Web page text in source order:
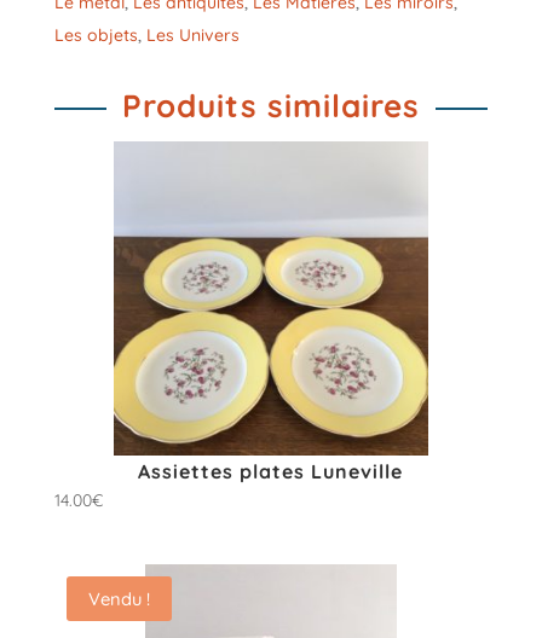
Les objets, Les Univers
Produits similaires
Assiettes plates Luneville
14.00€
Vendu !